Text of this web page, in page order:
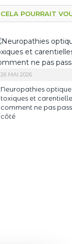
CELA POURRAIT
26 MAI 2026
Neuropathies
toxiques et
comment ne pas
côté